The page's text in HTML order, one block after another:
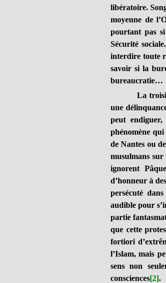
libératoire.
moyenne de
pourtant pas
Sécurité
interdire toute
savoir si la
bureaucratie…
La troisième
une
peut
phénomène
de Nantes ou
musulmans sur
ignorent
d’honneur à
persécuté
audible pour
partie
que cette
fortiori
l’Islam, mais
sens non
consciences[2].